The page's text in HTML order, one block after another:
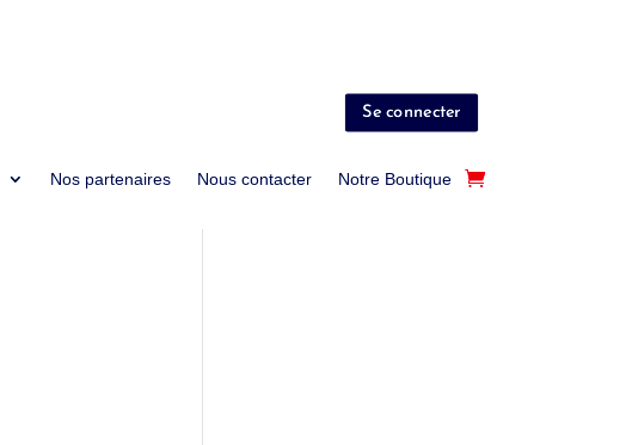
Se connecter
Nos partenaires Nous contacter Notre Boutique